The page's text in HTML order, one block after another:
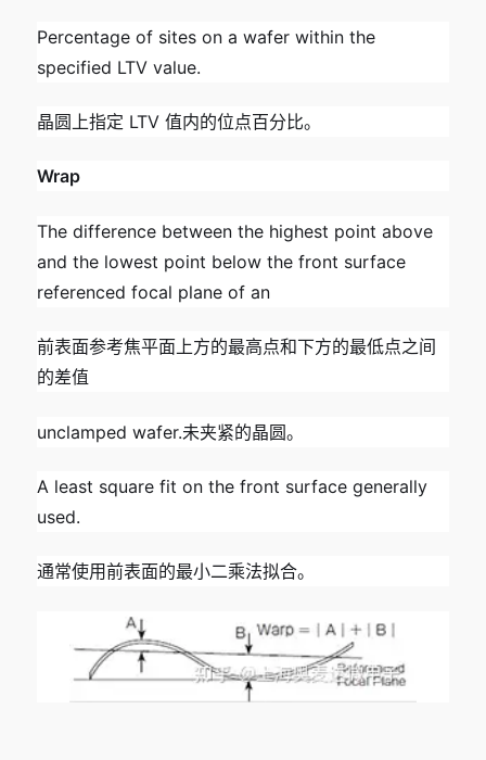
Percentage of sites on a wafer within the
specified LTV value.
晶圆上指定 LTV 值内的位点百分比。
Wrap
The difference between the highest point above
and the lowest point below the front surface
referenced focal plane of an
前表面参考焦平面上方的最高点和下方的最低点之间
的差值
unclamped wafer.未夹紧的晶圆。
A least square fit on the front surface generally
used.
通常使用前表面的最小二乘法拟合。